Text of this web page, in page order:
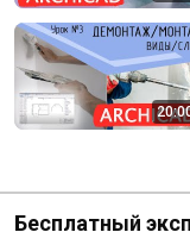
Бесплатный